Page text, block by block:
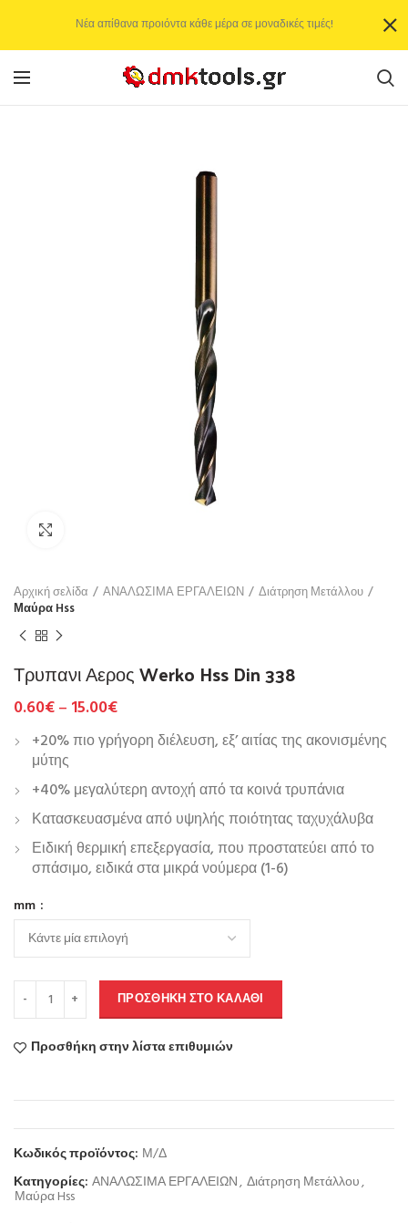
Αρχική σελίδα ΑΝΑΛΩΣΙΜΑ ΕΡΓΑΛΕΙΩΝ
Διάτρηση Μετάλλου
Μαύρα Hss
Τρυπανι Αερος Werko Hss Din 338
0.60€– 15.00€
+20% πιο γρήγορη διέλευση, εξ’ αιτίας της ακονισμένης
μύτης
+40% μεγαλύτερη αντοχή από τα κοινά τρυπάνια
Κατασκευασμένα από υψηλής ποιότητας ταχυχάλυβα
Ειδική θερμική επεξεργασία, που προστατεύει από το
σπάσιμο, ειδικά στα μικρά νούμερα (1-6)
mm
ΠΡΟΣΘΉΚΗ ΣΤΟ ΚΑΛΆΘΙ
Προσθήκη στην λίστα επιθυμιών
Κωδικός προϊόντος: Μ/Δ
Κατηγορίες: ΑΝΑΛΩΣΙΜΑ ΕΡΓΑΛΕΙΩΝ, Διάτρηση Μετάλλου,
Μαύρα Hss
Νέα απίθανα προιόντα κάθε μέρα σε μοναδικές τιμές!